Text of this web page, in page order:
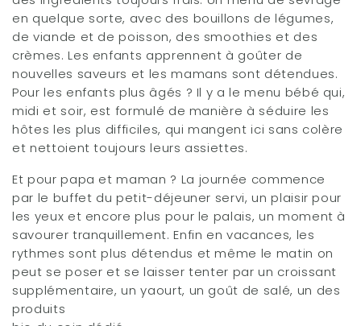
en quelque sorte, avec des bouillons de légumes,
de viande et de poisson, des smoothies et des
crèmes. Les enfants apprennent à goûter de
nouvelles saveurs et les mamans sont détendues.
Pour les enfants plus âgés ? Il y a le menu bébé qui,
midi et soir, est formulé de manière à séduire les
hôtes les plus difficiles, qui mangent ici sans colère
et nettoient toujours leurs assiettes.
Et pour papa et maman ? La journée commence
par le buffet du petit-déjeuner servi, un plaisir pour
les yeux et encore plus pour le palais, un moment à
savourer tranquillement. Enfin en vacances, les
rythmes sont plus détendus et même le matin on
peut se poser et se laisser tenter par un croissant
supplémentaire, un yaourt, un goût de salé, un des
produits